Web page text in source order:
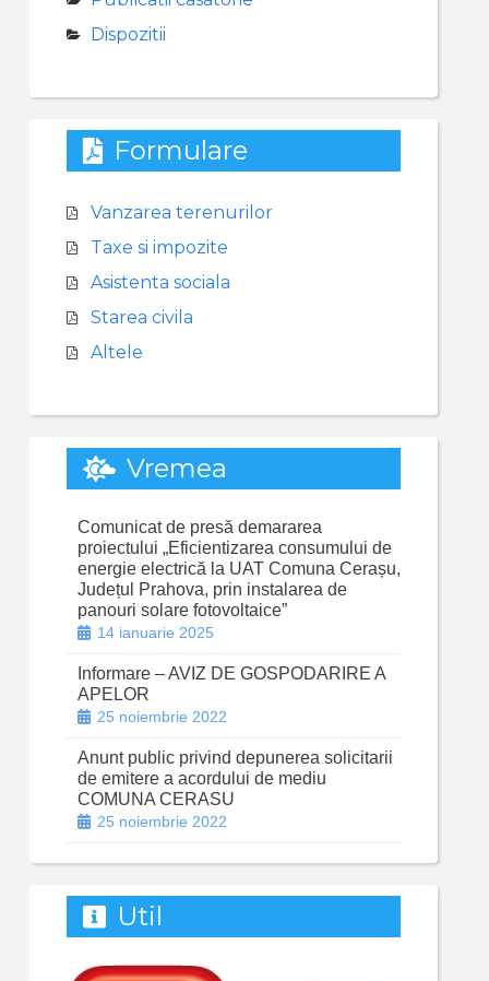
Dispozitii
Formulare
Vanzarea terenurilor
Taxe si impozite
Asistenta sociala
Starea civila
Altele
Vremea
Comunicat de presă demararea
proiectului „Eficientizarea consumului de
energie electrică la UAT Comuna Cerașu,
Județul Prahova, prin instalarea de
panouri solare fotovoltaice”
14 ianuarie 2025
Informare – AVIZ DE GOSPODARIRE A
APELOR
25 noiembrie 2022
Anunt public privind depunerea solicitarii
de emitere a acordului de mediu
COMUNA CERASU
25 noiembrie 2022
Util